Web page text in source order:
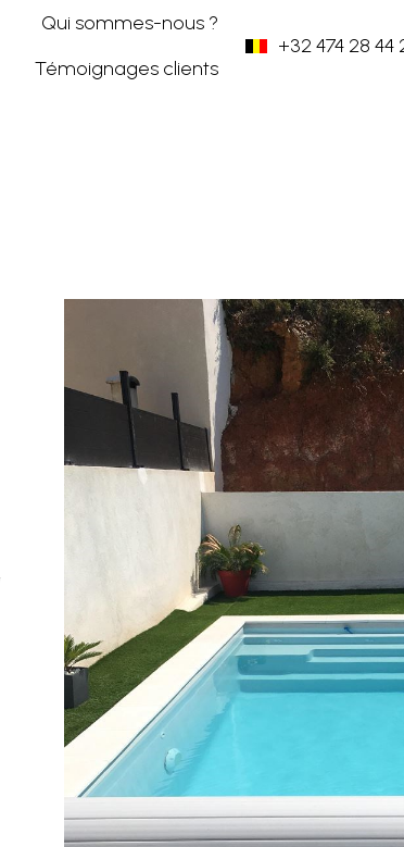
Qui sommes-nous ?
Témoignages clients
+32 474 28 44